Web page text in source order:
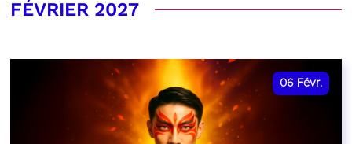
FÉVRIER 2027
06 Févr.